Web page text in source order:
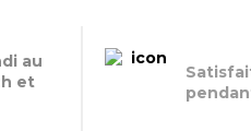
au
et